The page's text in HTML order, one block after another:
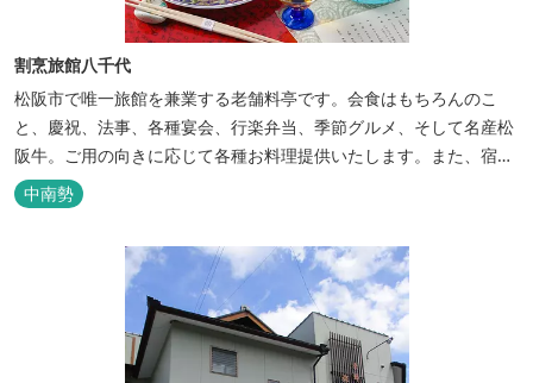
割烹旅館八千代
松阪市で唯一旅館を兼業する老舗料亭です。会食はもちろんのこ
と、慶祝、法事、各種宴会、行楽弁当、季節グルメ、そして名産松
阪牛。ご用の向きに応じて各種お料理提供いたします。また、宿泊
のご用もたまわります。 国登録有形文化財に選ばれた純木造建築で
昔風情をお楽しみください。
中南勢